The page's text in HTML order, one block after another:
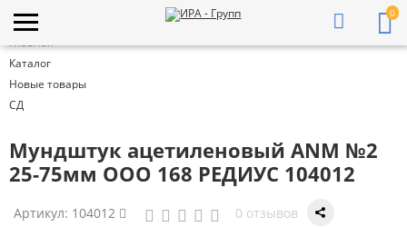
0
Главная
Каталог
Новые товары
СД
Мундштук ацетиленовый ANM №2
25-75мм ООО 168 РЕДИУС 104012
Артикул: 104012 0 отзывов